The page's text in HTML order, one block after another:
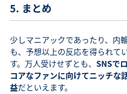
5. まとめ
少しマニアックであったり、内
も、予想以上の反応を得られて
す。万人受けせずとも、 SNSで
コアなファンに向けてニッチな
益だといえます。